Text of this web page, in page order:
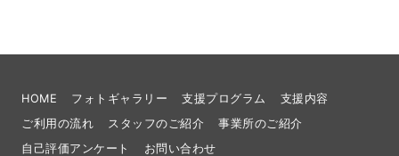
HOME フォトギャラリー 支援プログラム
支援内容
ご利用の流れ
スタッフのご紹介
事業所のご紹介
自己評価アンケート
お問い合わせ